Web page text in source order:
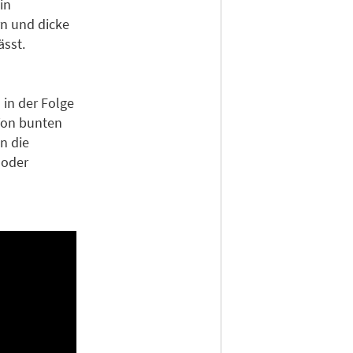
und dicke
der Folge
bunten
die